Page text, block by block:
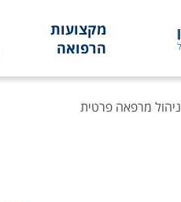
מקצועות
הרפואה
ניהול מרפאה פרטית